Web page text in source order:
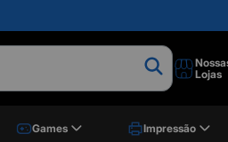
Lojas
Games Impressão